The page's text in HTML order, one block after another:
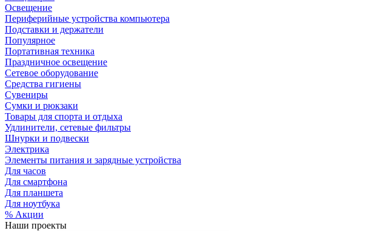
Освещение
Периферийные устройства компьютера
Подставки и держатели
Популярное
Портативная техника
Праздничное освещение
Сетевое оборудование
Средства гигиены
Сувениры
Сумки и рюкзаки
Товары для спорта и отдыха
Удлинители, сетевые фильтры
Шнурки и подвески
Электрика
Элементы питания и зарядные устройства
Для часов
Для смартфона
Для планшета
Для ноутбука
% Акции
Наши проекты